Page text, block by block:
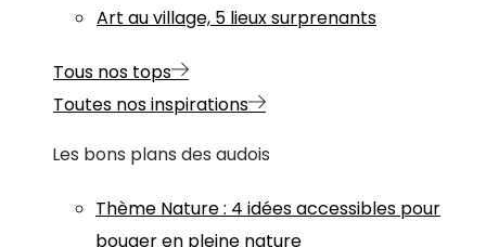
Art au village, 5 lieux surprenants
Tous nos tops
Toutes nos inspirations
Les bons plans des audois
Thème Nature: 4 idées accessibles pour
bouger en pleine nature